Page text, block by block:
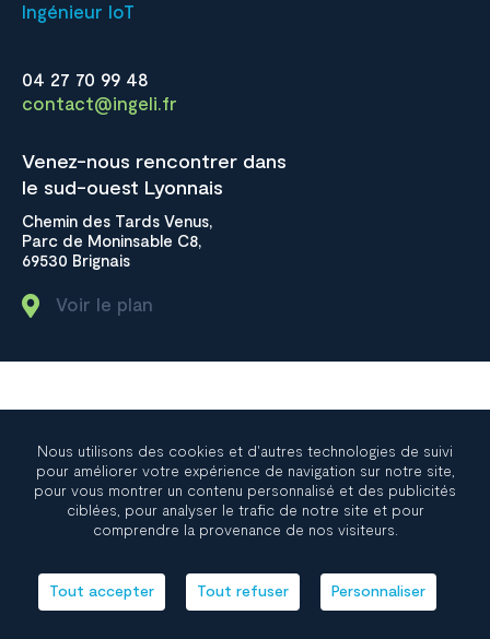
Ingénieur IoT
04 27 70 99 48
contact@ingeli.fr
Venez-nous rencontrer dans
le sud-ouest Lyonnais
Chemin des Tards Venus,
Parc de Moninsable C8,
69530 Brignais
Voir le plan
Resources center
Contact
Plan du site
Mentions légales
Site réalisé par Helli Hello
Nous utilisons des cookies et d'autres technologies de suivi
pour améliorer votre expérience de navigation sur notre site,
pour vous montrer un contenu personnalisé et des publicités
ciblées, pour analyser le trafic de notre site et pour
comprendre la provenance de nos visiteurs.
Tout accepter Tout refuser Personnaliser